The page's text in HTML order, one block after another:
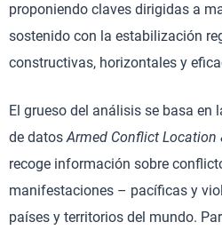
proponiendo claves dirigidas a
sostenido con la estabilización
constructivas, horizontales y
El grueso del análisis se basa en
de datosArmed Conflict Location
recoge información sobre
manifestaciones – pacíficas y
países y territorios del mundo.